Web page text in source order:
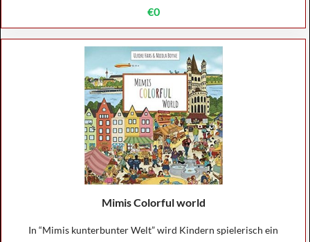
€0
Mimis Colorful world
In “Mimis kunterbunter Welt” wird Kindern spielerisch ein